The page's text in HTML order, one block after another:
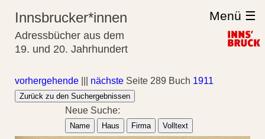
Innsbrucker*innen
Adressbücher aus dem
19. und 20. Jahrhundert
Menü ☰
vorhergehende nächste Seite 289 Buch 1911
Zurück zu den Suchergebnissen
Neue Suche:
Name Haus Firma Volltext